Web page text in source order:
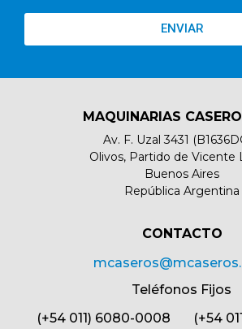
ENVIAR
MAQUINARIAS
Av. F. Uzal 3431
Olivos, Partido de Vicente
Buenos Aires
República Argentina
CONTACTO​
Teléfonos Fijos
(+54 011) 6080-0008 (+54